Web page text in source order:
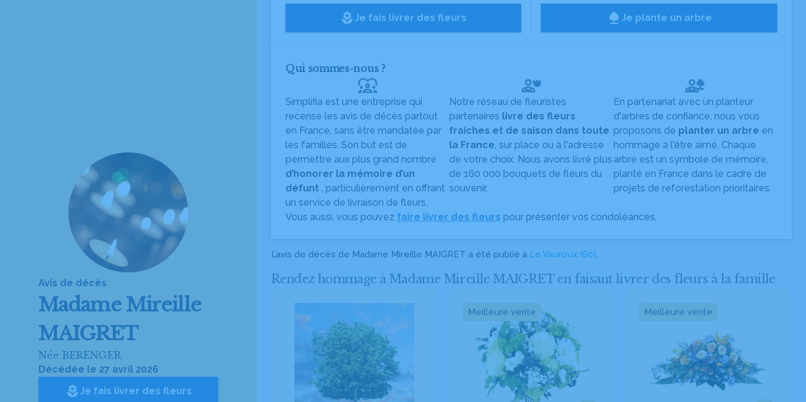
Avis de décès
Madame Mireille
MAIGRET
Née BERENGER
Décédée le 27 avril 2026
local_florist Je fais livrer des fleurs
local_florist Je fais livrer des fleurs Je plante un arbre
Qui sommes-nous ?
diversity_1
Simplifia est une entreprise qui
recense les avis de décès partout
en France, sans être mandatée par
les familles. Son but est de
permettre aux plus grand nombre
d’honorer la mémoire d’un
défunt , particulièrement en offrant
un service de livraison de fleurs.
Notre réseau de fleuristes
partenaires livre des fleurs
fraîches et de saison dans toute
la France, sur place ou à l'adresse
de votre choix. Nous avons livré plus
de 160 000 bouquets de fleurs du
souvenir.
En partenariat avec un planteur
d'arbres de confiance, nous vous
proposons de planter un arbre en
hommage à l'être aimé. Chaque
arbre est un symbole de mémoire,
planté en France dans le cadre de
projets de reforestation prioritaires.
Vous aussi, vous pouvez faire livrer des fleurs pour présenter vos condoléances.
L’avis de décès de Madame Mireille MAIGRET a été publié à Le Vauroux (60).
Rendez hommage à Madame Mireille MAIGRET en faisant livrer des fleurs à la famille
Meilleure vente Meilleure vente